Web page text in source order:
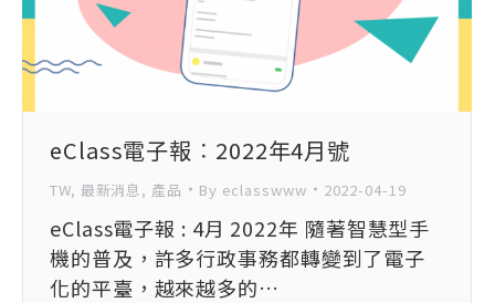
eClass電子報︰2022年4月號
TW, 最新消息 , 產品 By eclasswww 2022-04-19
eClass電子報 : 4月 2022年 隨著智慧型手
機的普及，許多行政事務都轉變到了電子
化的平臺，越來越多的…